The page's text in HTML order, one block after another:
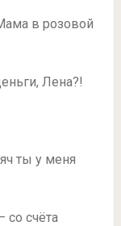
в розовой
Лена?!
ты у меня
со счёта